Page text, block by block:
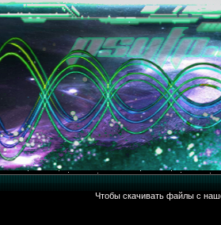
Чтобы скачивать файлы с